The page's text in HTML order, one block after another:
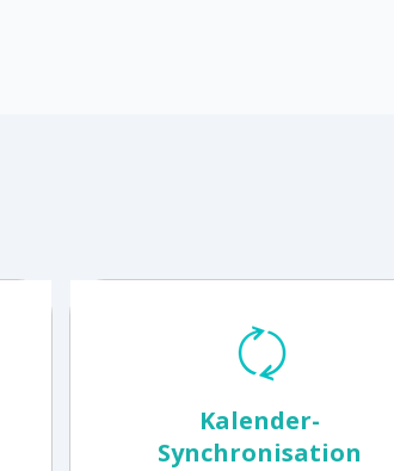
Kalender-
Synchronisation